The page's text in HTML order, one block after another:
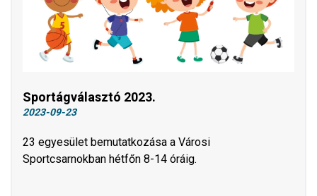
Sportágválasztó 2023.
2023-09-23
23 egyesület bemutatkozása a Városi
Sportcsarnokban hétfőn 8-14 óráig.